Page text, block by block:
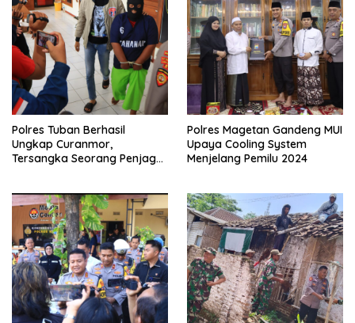
Polres Tuban Berhasil
Ungkap Curanmor,
Tersangka Seorang Penjaga
Polres Magetan Gandeng MUI
Upaya Cooling System
Menjelang Pemilu 2024